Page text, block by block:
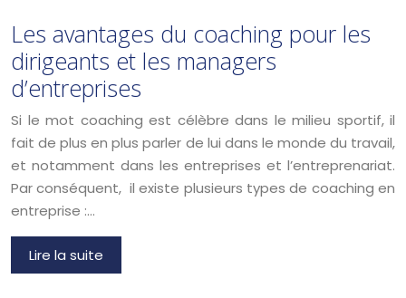
Les avantages du coaching pour les
dirigeants et les managers
d’entreprises
Si le mot coaching est célèbre dans le milieu sportif, il
fait de plus en plus parler de lui dans le monde du travail,
et notamment dans les entreprises et l’entreprenariat.
Par conséquent, il existe plusieurs types de coaching en
entreprise :…
Lire la suite